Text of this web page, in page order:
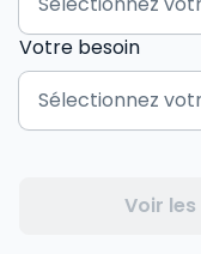
Votre besoin
Voir